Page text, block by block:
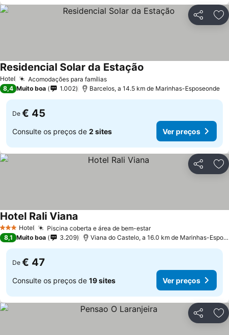
Partilhar
Hotel Acomodações para famíliasVer preços
Residencial Solar da Estação
8,4 Muito boa 1.002 Barcelos, a 14.5 km de Marinhas-Esposeonde
De € 45
Consulte os preços de 2 sites Ver preços
Partilhar
3 EstrelasHotel Piscina coberta e área de bem-estarVer preços
Hotel Rali Viana
8,1 Muito boa 3.209 Viana do Castelo, a 16.0 km de Marinhas-
De € 47
Consulte os preços de 19 sites Ver preços
Partilhar